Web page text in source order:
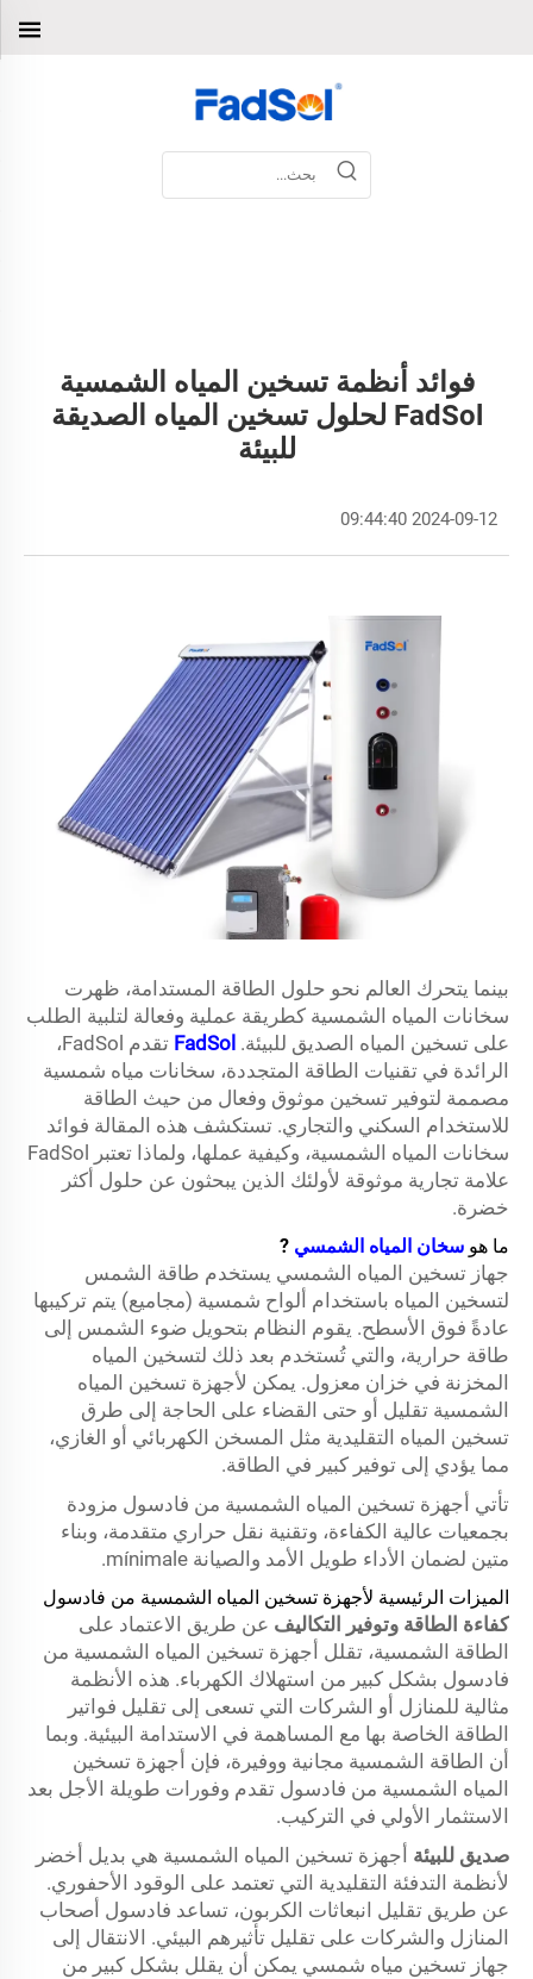
فوائد أنظمة تسخين المياه الشمسية
FadSol لحلول تسخين المياه الصديقة
للبيئة
2024-09-12 09:44:40
بينما يتحرك العالم نحو حلول الطاقة المستدامة، ظهرت
سخانات المياه الشمسية كطريقة عملية وفعالة لتلبية الطلب
على تسخين المياه الصديق للبيئة. FadSol
تقدم FadSol،
الرائدة في تقنيات الطاقة المتجددة، سخانات مياه شمسية
مصممة لتوفير تسخين موثوق وفعال من حيث الطاقة
للاستخدام السكني والتجاري. تستكشف هذه المقالة فوائد
سخانات المياه الشمسية، وكيفية عملها، ولماذا تعتبر FadSol
علامة تجارية موثوقة لأولئك الذين يبحثون عن حلول أكثر
خضرة.
ما هو سخان المياه الشمسي ?
جهاز تسخين المياه الشمسي يستخدم طاقة الشمس
لتسخين المياه باستخدام ألواح شمسية (مجاميع) يتم تركيبها
عادةً فوق الأسطح. يقوم النظام بتحويل ضوء الشمس إلى
طاقة حرارية، والتي تُستخدم بعد ذلك لتسخين المياه
المخزنة في خزان معزول. يمكن لأجهزة تسخين المياه
الشمسية تقليل أو حتى القضاء على الحاجة إلى طرق
تسخين المياه التقليدية مثل المسخن الكهربائي أو الغازي،
مما يؤدي إلى توفير كبير في الطاقة.
تأتي أجهزة تسخين المياه الشمسية من فادسول مزودة
بجمعيات عالية الكفاءة، وتقنية نقل حراري متقدمة، وبناء
متين لضمان الأداء طويل الأمد والصيانة mínimale.
الميزات الرئيسية لأجهزة تسخين المياه الشمسية من فادسول
كفاءة الطاقة وتوفير التكاليف عن طريق الاعتماد على
الطاقة الشمسية، تقلل أجهزة تسخين المياه الشمسية من
فادسول بشكل كبير من استهلاك الكهرباء. هذه الأنظمة
مثالية للمنازل أو الشركات التي تسعى إلى تقليل فواتير
الطاقة الخاصة بها مع المساهمة في الاستدامة البيئية. وبما
أن الطاقة الشمسية مجانية ووفيرة، فإن أجهزة تسخين
المياه الشمسية من فادسول تقدم وفورات طويلة الأجل بعد
الاستثمار الأولي في التركيب.
صديق للبيئة أجهزة تسخين المياه الشمسية هي بديل أخضر
لأنظمة التدفئة التقليدية التي تعتمد على الوقود الأحفوري.
عن طريق تقليل انبعاثات الكربون، تساعد فادسول أصحاب
المنازل والشركات على تقليل تأثيرهم البيئي. الانتقال إلى
جهاز تسخين مياه شمسي يمكن أن يقلل بشكل كبير من